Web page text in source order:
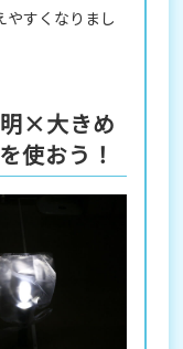
やすくなりまし
×大きめ
使おう！